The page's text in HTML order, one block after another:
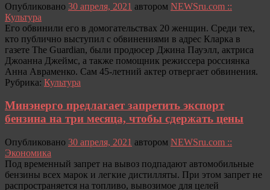
Опубликовано 30 апреля, 2021 автором NEWSru.com ::
Культура
Его обвинили его в домогательствах 20 женщин. Среди тех,
кто публично выступил с обвинениями в адрес Кларка в
газете The Guardian, были продюсер Джина Пауэлл, актриса
Джоанна Джеймс, а также помощник режиссера россиянка
Анна Авраменко. Сам 45-летний актер отвергает обвинения.
Рубрика: Культура
Минэнерго предлагает запретить экспорт
бензина на три месяца, чтобы сдержать цены
Опубликовано 30 апреля, 2021 автором NEWSru.com ::
Экономика
Под временный запрет на вывоз подпадают автомобильные
бензины всех марок и легкие дистилляты. При этом запрет не
распространяется на топливо, вывозимое для целей